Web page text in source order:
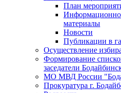
План
материалы
Новости
Публикации в
Осуществление
Формирование
заседатели
МО МВД России
Прокуратура г.